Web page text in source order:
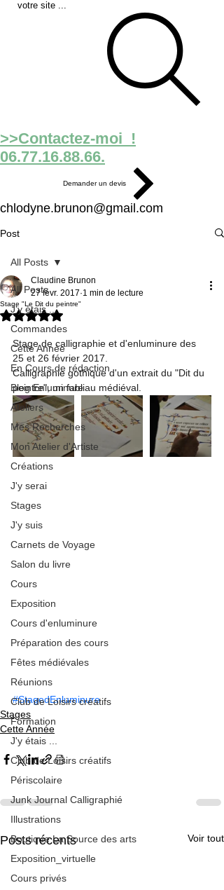
votre site ...
>>Contactez-moi !
06.77.16.88.66.
Demander un devis
chlodyne.brunon@gmail.com
Post
All Posts
J'y étais ...
Commandes
Cette Année
En Cours de rédaction
Blog Enluminure
Ateliers
Mes Recherches
Mon Atelier d'Artiste
Créations
J'y serai
Stages
J'y suis
Carnets de Voyage
Salon du livre
Cours
Exposition
Cours d'enluminure
Préparation des cours
Fêtes médiévales
Réunions
Club de Loisirs créatifs
Formation
J'y étais ...
Club de Loisirs créatifs
Périscolaire
Junk Journal Calligraphié
Illustrations
Boutique La Source des arts
Exposition_virtuelle
Cours privés
All Posts
Stage "Le Dit du peintre"
Claudine Brunon
27 févr. 2017 1 min de lecture
Noté NaN étoiles sur 5.
Stage de calligraphie et d'enluminure des
25 et 26 février 2017.
Calligraphie gothique d'un extrait du "Dit du
peintre", un fabliau médiéval.
#StagedEnluminure
Stages
Cette Année
Posts récents Voir tout